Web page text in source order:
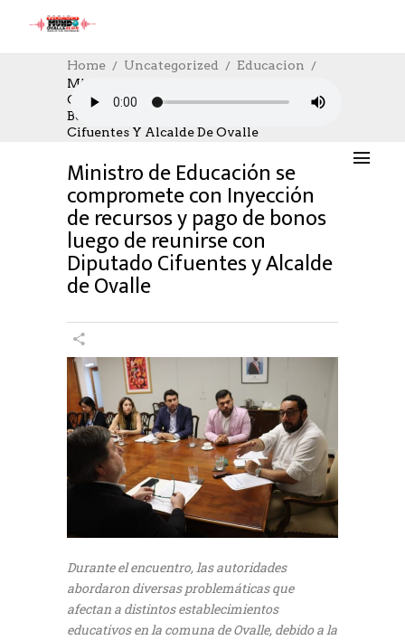
Home Uncategorized
Educacion
Ministro De Educación Se Compromete
Con Inyección De Recursos Y Pago De
Bonos Luego De Reunirse Con Diputado
Cifuentes Y Alcalde De Ovalle
EDUCACION, NOTICIAS,SOCIAL
15/01/2024
AUTHOR: HECTOR
0 COMMENTS
Ministro de Educación se
compromete con Inyección
de recursos y pago de bonos
luego de reunirse con
Diputado Cifuentes y Alcalde
de Ovalle
Durante el encuentro, las autoridades
abordaron diversas problemáticas que
afectan a distintos establecimientos
educativos en la comuna de Ovalle, debido a la